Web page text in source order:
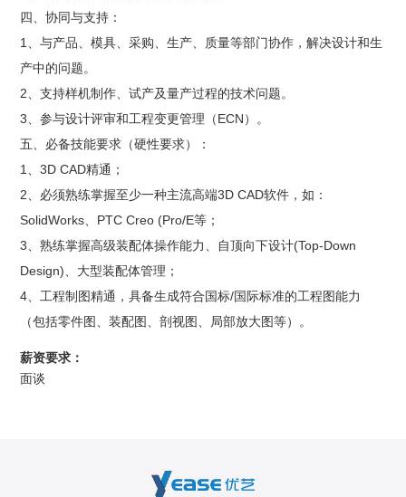
四、协同与支持：
1、与产品、模具、采购、生产、质量等部门协作，解决设计和生
产中的问题。
2、支持样机制作、试产及量产过程的技术问题。
3、参与设计评审和工程变更管理（ECN）。
五、必备技能要求（硬性要求）：
1、3D CAD精通；
2、必须熟练掌握至少一种主流高端3D CAD软件，如：
SolidWorks、PTC Creo (Pro/E等；
3、熟练掌握高级装配体操作能力、自顶向下设计(Top-Down
Design)、大型装配体管理；
4、工程制图精通，具备生成符合国标/国际标准的工程图能力
（包括零件图、装配图、剖视图、局部放大图等）。
薪资要求：
面谈